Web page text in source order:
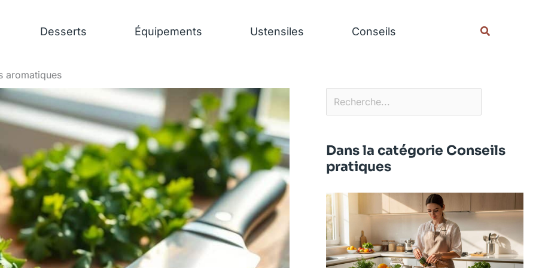
Desserts Équipements Ustensiles Conseils
aromatiques
Dans la catégorie Conseils
pratiques